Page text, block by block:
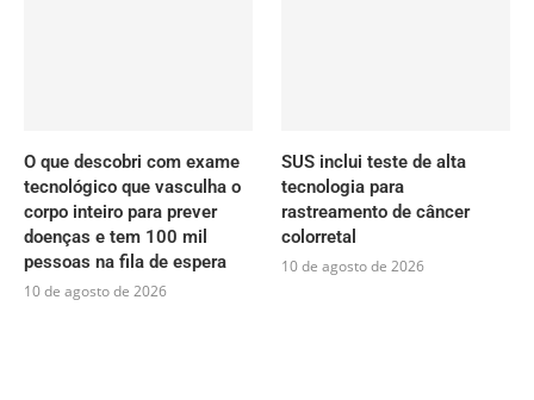
O que descobri com exame
tecnológico que vasculha o
corpo inteiro para prever
doenças e tem 100 mil
pessoas na fila de espera
10 de agosto de 2026
SUS inclui teste de alta
tecnologia para
rastreamento de câncer
colorretal
10 de agosto de 2026